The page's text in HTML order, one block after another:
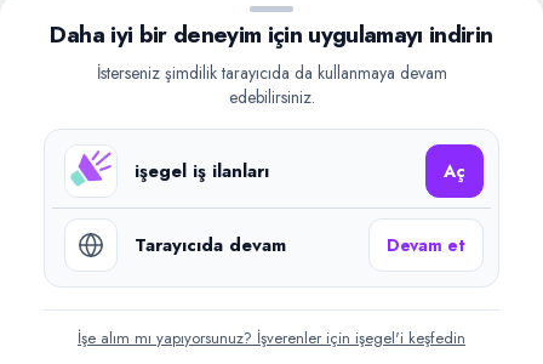
Daha iyi bir deneyim için uygulamayı indirin
İsterseniz şimdilik tarayıcıda da kullanmaya devam
edebilirsiniz.
işegel iş ilanları Aç
Tarayıcıda devam Devam et
İşe alım mı yapıyorsunuz? İşverenler için işegel'i keşfedin